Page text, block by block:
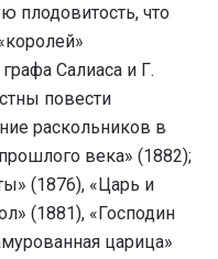
плодовитость, что
Салиаса и Г.
повести
раскольников в
века» (1882);
(1876), «Царь и
(1881), «Господин
царица»